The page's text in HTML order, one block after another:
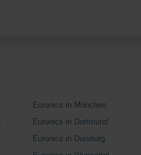
Euronics in München
Euronics in Dortmund
Euronics in Duisburg